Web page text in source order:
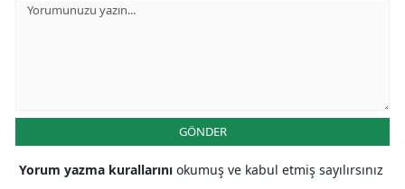
GÖNDER
Yorum yazma kurallarını okumuş ve kabul etmiş sayılırsınız